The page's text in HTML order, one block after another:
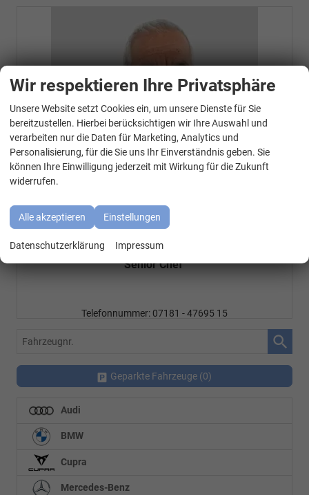
Özen Özkara
Senior Chef
Telefonnummer: 07181 - 47695 15
Fahrzeugnr.
Geparkte Fahrzeuge (0)
Audi
BMW
Cupra
Mercedes-Benz
Wir respektieren Ihre Privatsphäre
Unsere Website setzt Cookies ein, um unsere Dienste für Sie
bereitzustellen. Hierbei berücksichtigen wir Ihre Auswahl und
verarbeiten nur die Daten für Marketing, Analytics und
Personalisierung, für die Sie uns Ihr Einverständnis geben. Sie
können Ihre Einwilligung jederzeit mit Wirkung für die Zukunft
widerrufen.
Alle akzeptieren Einstellungen
Datenschutzerklärung Impressum